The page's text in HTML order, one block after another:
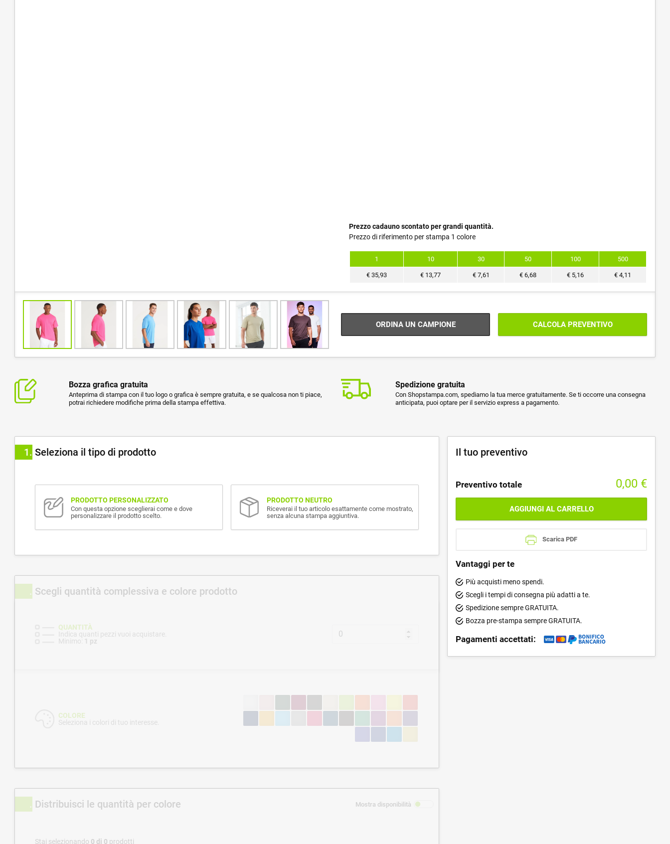
Prezzo cadauno scontato per grandi quantità.
Prezzo di riferimento per stampa 1 colore
1 10 30 50 100 500
€ 35,93 € 13,77 € 7,61 € 6,68 € 5,16 € 4,11
ORDINA UN CAMPIONE CALCOLA PREVENTIVO
Bozza grafica gratuita
Anteprima di stampa con il tuo logo o grafica è sempre gratuita, e se qualcosa non ti piace,
potrai richiedere modifiche prima della stampa effettiva.
Spedizione gratuita
Con Shopstampa.com, spediamo la tua merce gratuitamente. Se ti occorre una consegna
anticipata, puoi optare per il servizio express a pagamento.
1 Seleziona il tipo di prodotto
PRODOTTO PERSONALIZZATO
Con questa opzione sceglierai come e dove
personalizzare il prodotto scelto.
PRODOTTO NEUTRO
Riceverai il tuo articolo esattamente come mostrato,
senza alcuna stampa aggiuntiva.
Scegli quantità complessiva e colore prodotto
QUANTITÀ
Indica quanti pezzi vuoi acquistare.
Minimo: 1 pz
COLORE
Seleziona i colori di tuo interesse.
Distribuisci le quantità per colore Mostra disponibilità
Stai selezionando 0 di 0 prodotti
Il tuo preventivo
Preventivo totale 0,00 €
AGGIUNGI AL CARRELLO
Scarica PDF
Vantaggi per te
Più acquisti meno spendi.
Scegli i tempi di consegna più adatti a te.
Spedizione sempre GRATUITA.
Bozza pre-stampa sempre GRATUITA.
Pagamenti accettati: